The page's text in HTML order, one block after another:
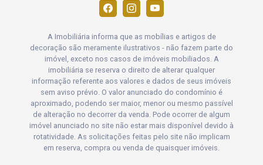
A Imobiliária informa que as mobílias e artigos de
decoração são meramente ilustrativos - não fazem parte do
imóvel, exceto nos casos de imóveis mobiliados. A
imobiliária se reserva o direito de alterar qualquer
informação referente aos valores e dados de seus imóveis
sem aviso prévio. O valor anunciado do condomínio é
aproximado, podendo ser maior, menor ou mesmo passível
de alteração no decorrer da venda. Pode ocorrer de algum
imóvel anunciado no site não estar mais disponível devido à
rotatividade. As solicitações feitas pelo site não implicam
em reserva, compra ou venda de quaisquer imóveis.